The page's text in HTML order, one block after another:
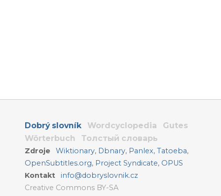
Dobrý slovník Wordcyclopedia
Gutes
Wörterbuch
Толстый словарь
Zdroje Wiktionary, Dbnary, Panlex,Tatoeba,
OpenSubtitles.org, Project Syndicate, OPUS
Kontakt
info@dobryslovnik.cz
Creative Commons BY-SA